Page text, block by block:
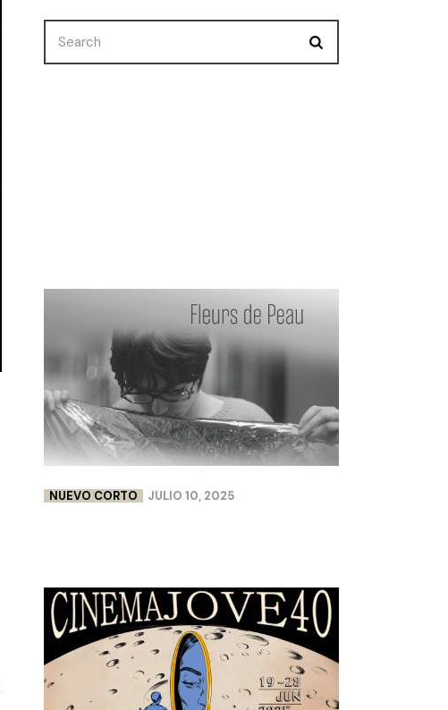
Search
NUEVO CORTO JULIO 10, 2025